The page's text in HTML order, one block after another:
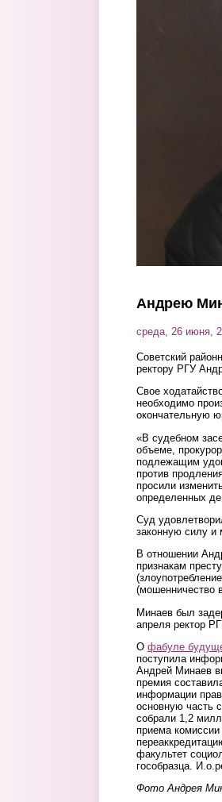
Андрею
среда, 26 июня,
Советский
ректору РГУ
Свое
необходимо
окончательную
«В судебном
объеме,
подлежащим
против
просили
определенных
Суд
законную силу и
В отношении
признакам
(мошенничество
Минаев был
апреля ректор
О фабуле
поступила
Андрей Минаев
премия
информации
основную часть
собрали 1,2
приема
факультет
гособразца.
Фото Андрея